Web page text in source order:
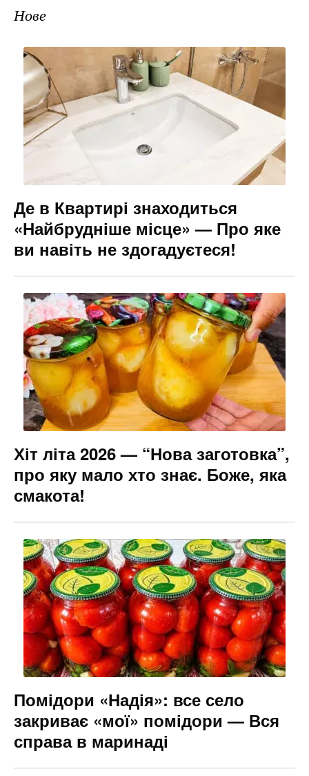
Нове
Де в Квартирі знаходиться
«Найбрудніше місце» — Про яке
ви навіть не здогадуєтеся!
Хіт літа 2026 — “Нова заготовка”,
про яку мало хто знає. Боже, яка
смакота!
Помідори «Надія»: все село
закриває «мої» помідори — Вся
справа в маринаді